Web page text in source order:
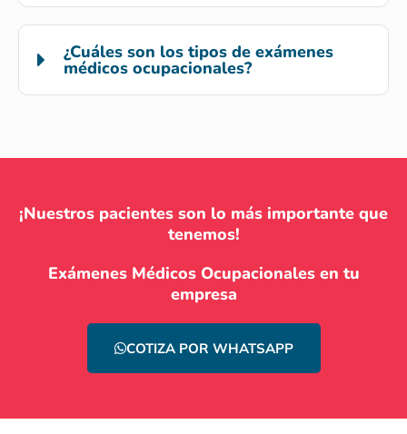
¿Cuáles son los tipos de exámenes
médicos ocupacionales?
¡Nuestros pacientes son lo más importante que
tenemos!
Exámenes Médicos Ocupacionales en tu
empresa
COTIZA POR WHATSAPP